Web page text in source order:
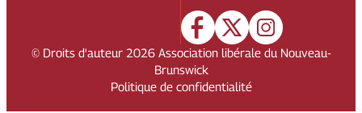
© Droits d'auteur 2026Association libérale du Nouveau-
Brunswick
Politique de confidentialité